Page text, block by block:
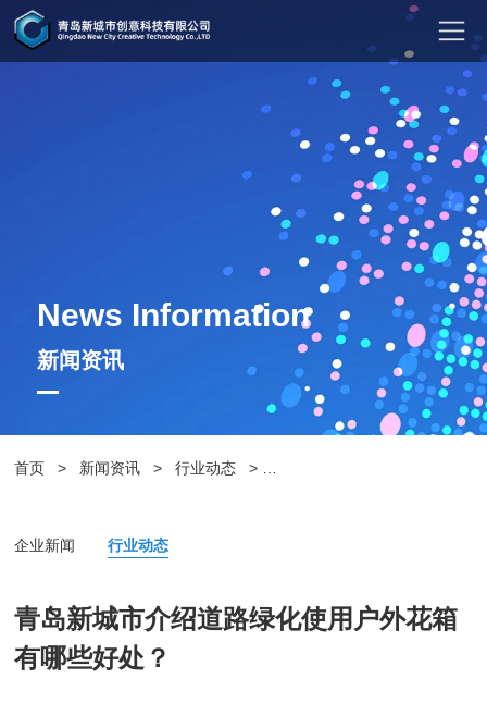
News Information
新闻资讯
首页 > 新闻资讯 > 行业动态 >
企业新闻 行业动态
青岛新城市介绍道路绿化使用户外花箱
有哪些好处？